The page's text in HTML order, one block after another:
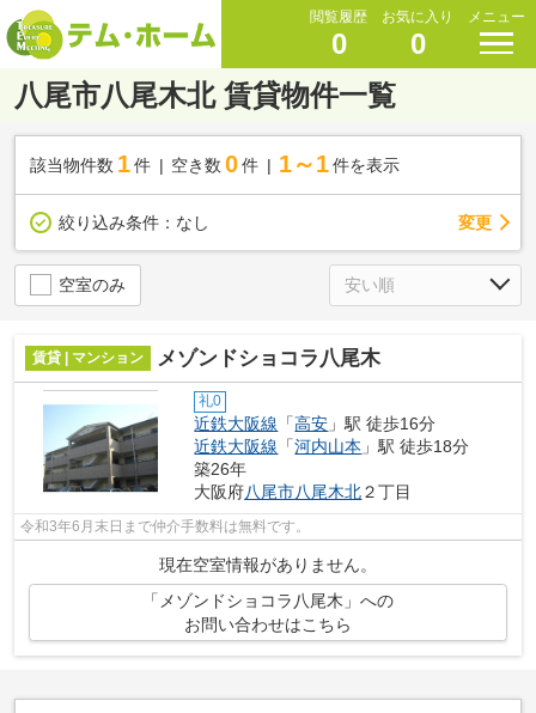
閲覧履歴
0
お気に入り
0
メニュー
八尾市八尾木北 賃貸物件一覧
該当物件数 1件 空き数 0 件 1～1 件を表示
絞り込み条件： なし 変更
空室のみ
賃貸 | マンション メゾンドショコラ八尾木
礼0
近鉄大阪線 「高安 」駅 徒歩16分
近鉄大阪線 「河内山本 」駅 徒歩18分
築26年
大阪府八尾市八尾木北２丁目
令和3年6月末日まで仲介手数料は無料です。
現在空室情報がありません。
「メゾンドショコラ八尾木」への
お問い合わせはこちら